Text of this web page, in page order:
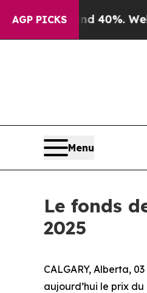
AGP PICKS40%. Well, it
Menu
Le fonds
2025
CALGARY, Alberta,
aujourd’hui le prix